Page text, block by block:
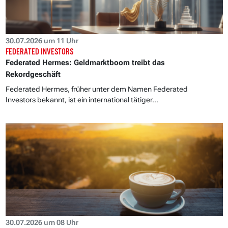
30.07.2026 um 11 Uhr
FEDERATED INVESTORS
Federated Hermes: Geldmarktboom treibt das
Rekordgeschäft
Federated Hermes, früher unter dem Namen Federated
Investors bekannt, ist ein international tätiger...
30.07.2026 um 08 Uhr